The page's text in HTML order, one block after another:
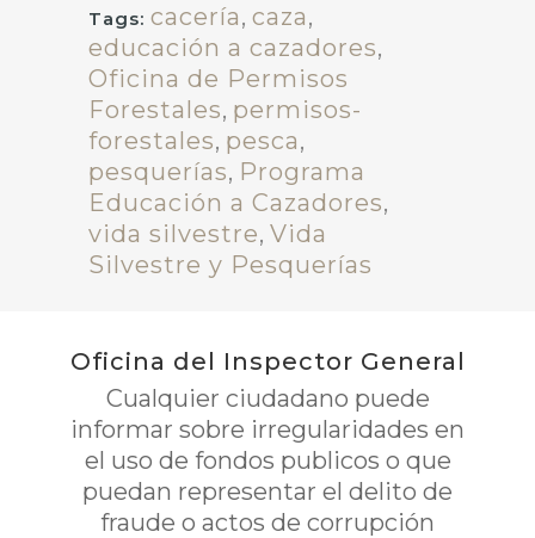
Tags: cacería, caza,
educación a cazadores,
Oficina de Permisos
Forestales, permisos-
forestales, pesca,
pesquerías, Programa
Educación a Cazadores,
vida silvestre, Vida
Silvestre y Pesquerías
Oficina del Inspector General
Cualquier ciudadano puede
informar sobre irregularidades en
el uso de fondos publicos o que
puedan representar el delito de
fraude o actos de corrupción